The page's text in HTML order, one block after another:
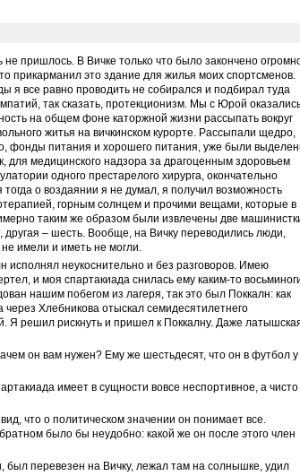
не пришлось. В Вичке только что было закончено
прикарманил это здание для жилья моих спортсменов.
я все равно проводить не собирался и подбирал туда
так сказать, протекционизм. Мы с Юрой
на общем фоне каторжной жизни рассыпать вокруг
житья на вичкинском курорте. Рассыпали щедро,
фонды питания и хорошего питания, уже были
медицинского надзора за драгоценным здоровьем
одного престарелого хирурга, окончательно
о воздаянии я не думал, я получил возможность
горным солнцем и прочими вещами, которые в
таким же образом были извлечены две
– шесть. Вообще, на Вичку переводились люди,
имели и иметь не могли.
исполнял неукоснительно и без разговоров. Имею
и моя спартакиада снилась ему каким-то
нашим побегом из лагеря, так это был Поккалн: как
Хлебникова отыскал семидесятилетнего
Я решил рискнуть и пришел к Поккалну. Даже
он вам нужен? Ему же шестьдесят, что он в футбол у
имеет в сущности вовсе неспортивное, а чисто
что о политическом значении он понимает все.
было бы неудобно: какой же он после этого член
перевезен на Вичку, лежал там на солнышке, удил